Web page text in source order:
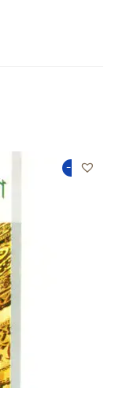
-50%